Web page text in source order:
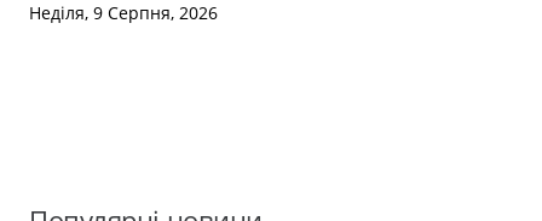
Неділя, 9 Серпня, 2026